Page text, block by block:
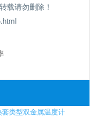
载请勿删除！
套类型双金属温度计